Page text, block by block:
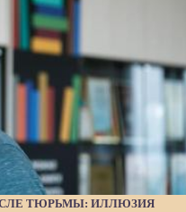
ТЮРЬМЫ: ИЛЛЮЗИЯ